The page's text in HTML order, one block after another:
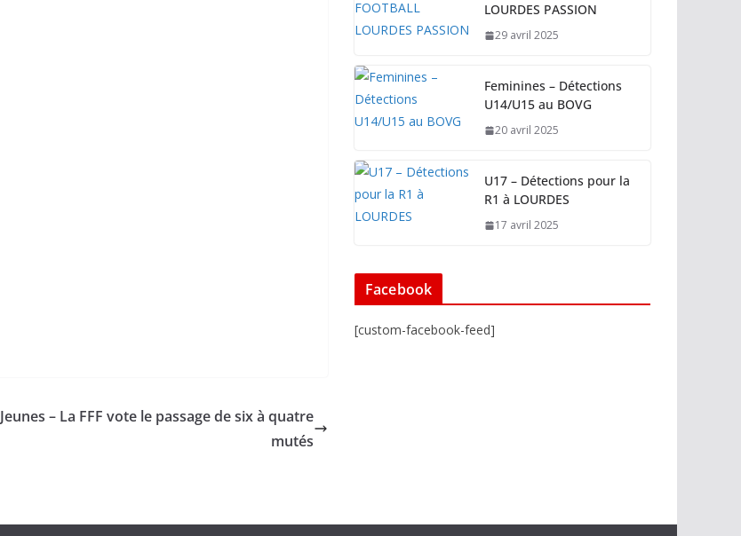
Jeunes – La FFF vote le passage de six à quatre
mutés
LOURDES PASSION
29 avril 2025
Feminines – Détections
U14/U15 au BOVG
20 avril 2025
U17 – Détections pour la
R1 à LOURDES
17 avril 2025
Facebook
[custom-facebook-feed]